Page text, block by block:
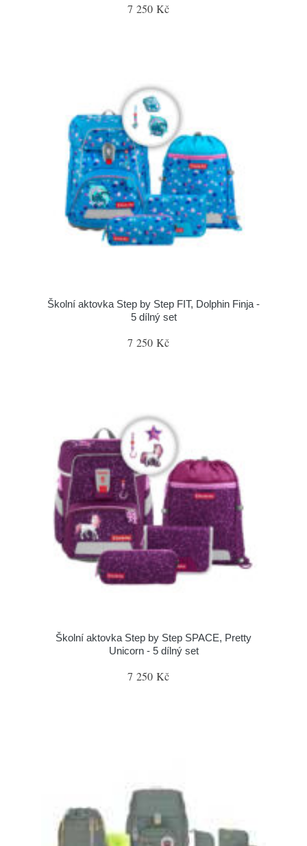
7 250 Kč
Školní aktovka Step by Step FIT, Dolphin Finja -
5 dílný set
7 250 Kč
Školní aktovka Step by Step SPACE, Pretty
Unicorn - 5 dílný set
7 250 Kč